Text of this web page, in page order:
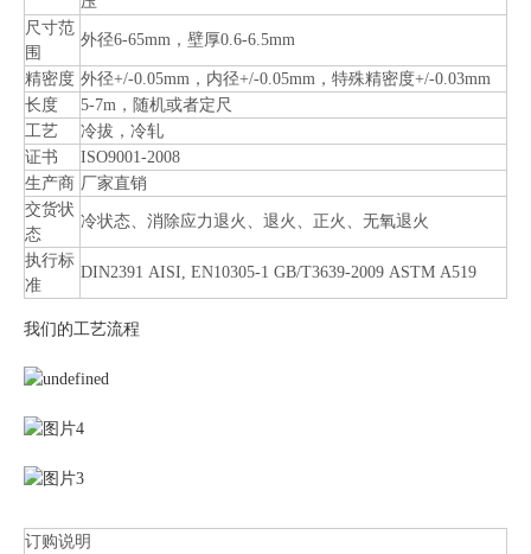
尺寸范
围
外径6-65mm，壁厚0.6-6.5mm
精密度 外径+/-0.05mm，内径+/-0.05mm，特殊精密度+/-0.03mm
长度
5-7m，随机或者定尺
工艺
冷拔，冷轧
证书
ISO9001-2008
生产商 厂家直销
交货状
态
冷状态、消除应力退火、退火、正火、无氧退火
执行标
准
DIN2391 AISI, EN10305-1 GB/T3639-2009 ASTM A519
我们的工艺流程
订购说明